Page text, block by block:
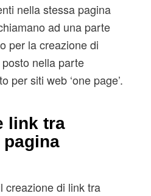
nella stessa pagina
ad una parte
per la creazione di
nella parte
per siti web ‘one page’.
link tra
creazione di link tra